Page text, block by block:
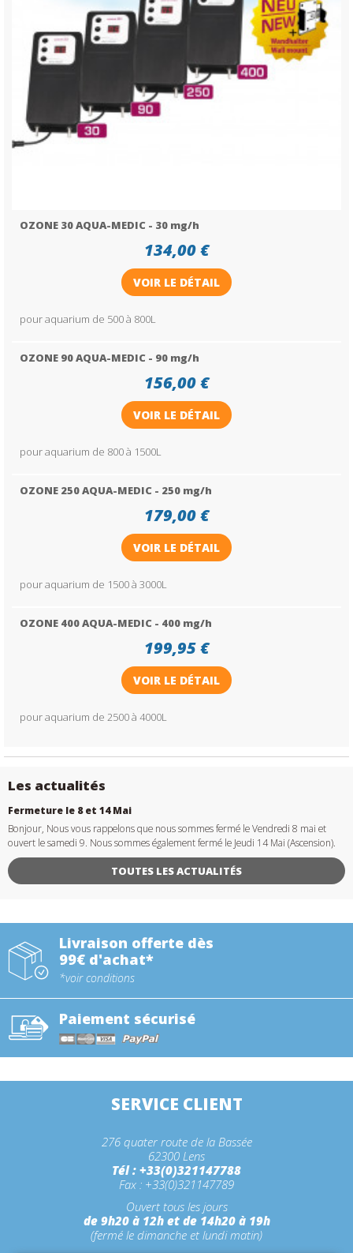
OZONE 30 AQUA-MEDIC - 30 mg/h
134,00 €
VOIR LE DÉTAIL
pour aquarium de 500 à 800L
OZONE 90 AQUA-MEDIC - 90 mg/h
156,00 €
VOIR LE DÉTAIL
pour aquarium de 800 à 1500L
OZONE 250 AQUA-MEDIC - 250 mg/h
179,00 €
VOIR LE DÉTAIL
pour aquarium de 1500 à 3000L
OZONE 400 AQUA-MEDIC - 400 mg/h
199,95 €
VOIR LE DÉTAIL
pour aquarium de 2500 à 4000L
Les actualités
Fermeture le 8 et 14 Mai
Bonjour, Nous vous rappelons que nous sommes fermé le Vendredi 8 mai et
ouvert le samedi 9. Nous sommes également fermé le Jeudi 14 Mai (Ascension).
TOUTES LES ACTUALITÉS
Livraison offerte dès
99€ d'achat*
*voir conditions
Paiement sécurisé
SERVICE CLIENT
276 quater route de la Bassée
62300 Lens
Tél : +33(0)321147788
Fax : +33(0)321147789
Ouvert tous les jours
de 9h20 à 12h et de 14h20 à 19h
(fermé le dimanche et lundi matin)